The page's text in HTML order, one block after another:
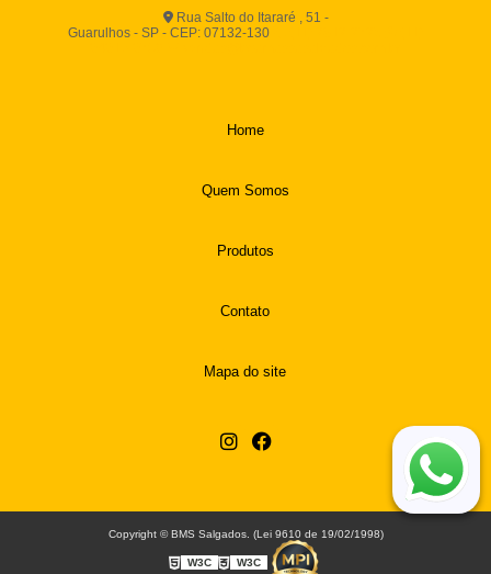
Rua Salto do Itararé , 51 -
Guarulhos - SP - CEP: 07132-130
Home
Quem Somos
Produtos
Contato
Mapa do site
Copyright © BMS Salgados. (Lei 9610 de 19/02/1998)
W3C W3C